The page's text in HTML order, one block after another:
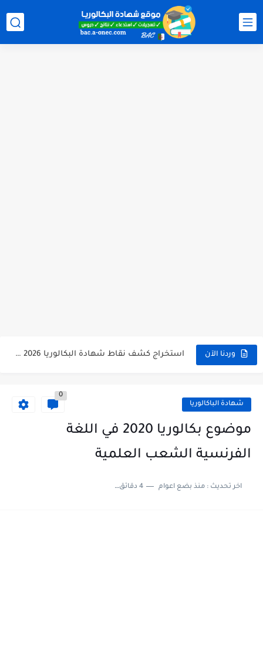
وردنا الآن استخراج كشف نقاط شهادة البكالوريا 2026 bac.onec.dz relevè
رابط سحب كشف نقاط شهادة البكالوريا 2026 - bac.onec.dz شهادة الباكالوريا
0
موضوع بكالوريا 2020 في اللغة
الفرنسية الشعب العلمية
اخر تحديث :منذ بضع اعوام 4 دقائق للقراءة